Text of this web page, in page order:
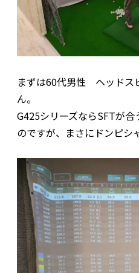
まずは60代男性 ヘッドス
ん。
G425シリーズならSFTが
のですが、まさにドンピシ